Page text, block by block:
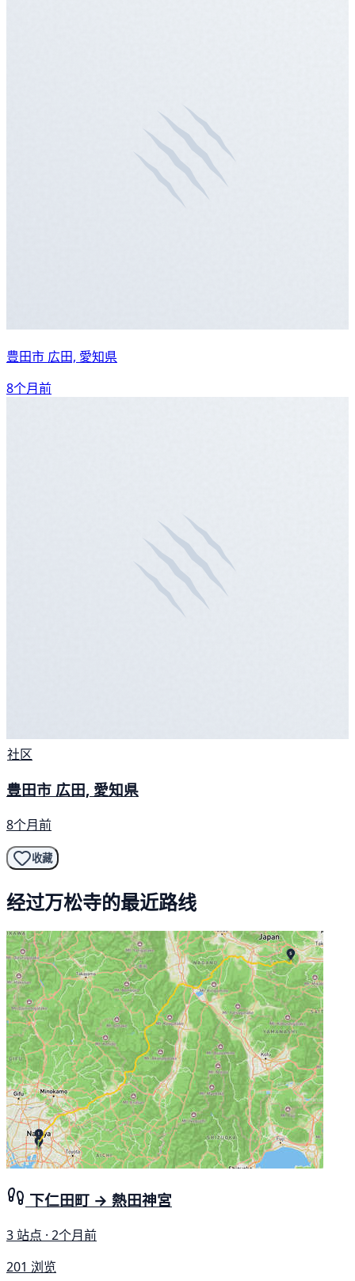
豊田市 広田, 愛知県
8个月前
社区
豊田市 広田, 愛知県
8个月前
收藏
经过万松寺的最近路线
下仁田町 → 熱田神宮
3 站点 · 2个月前
201 浏览